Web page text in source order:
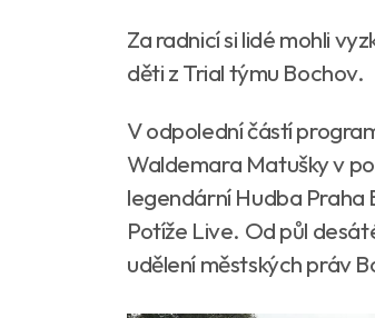
Za radnicí si lidé mohli
děti z Trial týmu Bochov.
V odpolední částí
Waldemara Matušky v
legendární Hudba Praha
Potíže Live. Od půl
udělení městských práv